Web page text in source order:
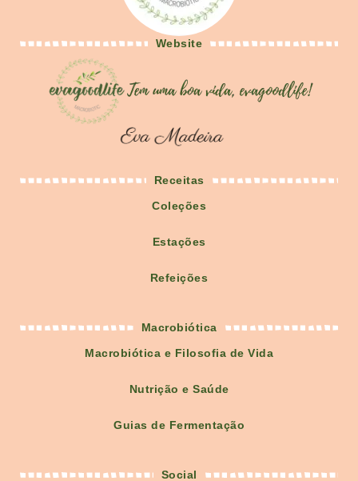
Website
Receitas
Coleções
Estações
Refeições
Macrobiótica
Macrobiótica e Filosofia de Vida
Nutrição e Saúde
Guias de Fermentação
Social